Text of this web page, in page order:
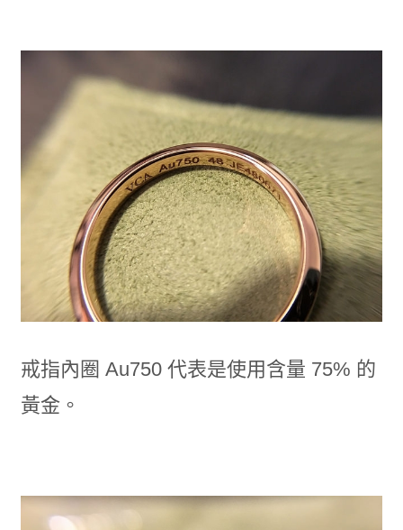
戒指內圈 Au750 代表是使用含量 75% 的
黃金。